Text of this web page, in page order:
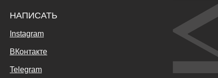
НАПИСАТЬ
Instagram
ВКонтакте
Telegram